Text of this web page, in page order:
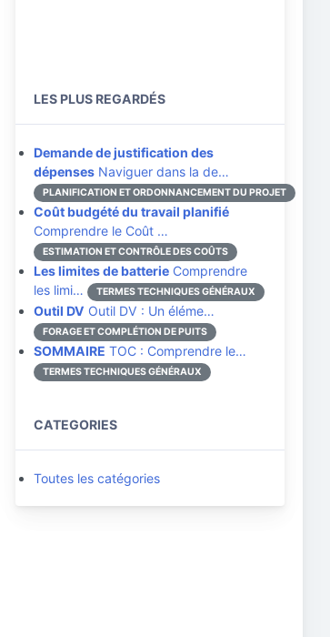
LES PLUS REGARDÉS
Demande de justification des
dépenses Naviguer dans la de…
PLANIFICATION ET ORDONNANCEMENT DU PROJET
Coût budgété du travail planifié
Comprendre le Coût …
ESTIMATION ET CONTRÔLE DES COÛTS
Les limites de batterie Comprendre
les limi…
TERMES TECHNIQUES GÉNÉRAUX
Outil DV Outil DV : Un éléme…
FORAGE ET COMPLÉTION DE PUITS
SOMMAIRE TOC : Comprendre le…
TERMES TECHNIQUES GÉNÉRAUX
CATEGORIES
Toutes les catégories